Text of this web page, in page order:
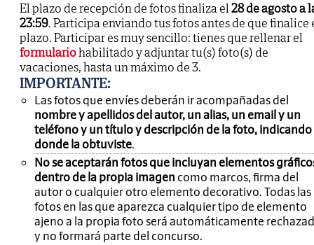
El plazo de recepción de fotos finaliza el28 de agosto a
23:59. Participa enviando tus fotos antes de que finalice
plazo. Participar es muy sencillo: tienes que rellenar el
formulariohabilitado y adjuntar tu(s) foto(s) de
vacaciones, hasta un máximo de 3.
IMPORTANTE:
Las fotos que envíes deberán ir acompañadas del
nombre y apellidos del autor, un alias, un email y un
teléfono y un título y descripción de la foto, indicando
donde la obtuviste.
No se aceptarán fotos que incluyan elementos
dentro de la propia imagen como marcos, firma del
autor o cualquier otro elemento decorativo. Todas las
fotos en las que aparezca cualquier tipo de elemento
ajeno a la propia foto será automáticamente
y no formará parte del concurso.